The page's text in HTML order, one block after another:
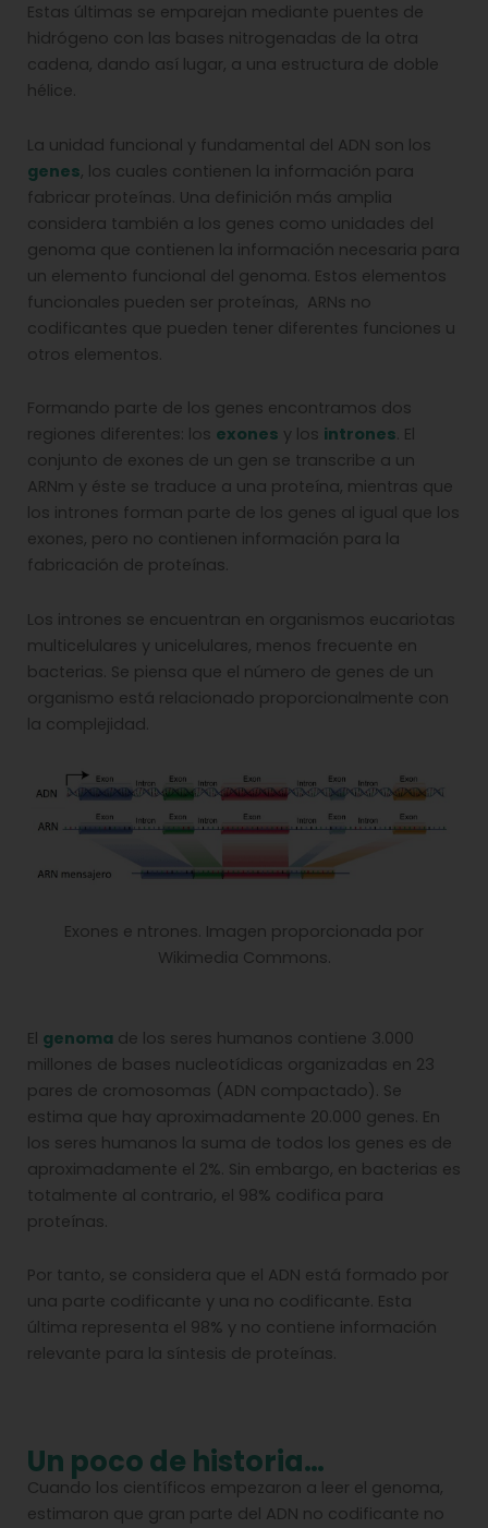
Estas últimas se emparejan mediante puentes de
hidrógeno con las bases nitrogenadas de la otra
cadena, dando así lugar, a una estructura de doble
hélice.
La unidad funcional y fundamental del ADN son los
genes, los cuales contienen la información para
fabricar proteínas. Una definición más amplia
considera también a los genes como unidades del
genoma que contienen la información necesaria para
un elemento funcional del genoma. Estos elementos
funcionales pueden ser proteínas, ARNs no
codificantes que pueden tener diferentes funciones u
otros elementos.
Formando parte de los genes encontramos dos
regiones diferentes: los exones y los intrones. El
conjunto de exones de un gen se transcribe a un
ARNm y éste se traduce a una proteína, mientras que
los intrones forman parte de los genes al igual que los
exones, pero no contienen información para la
fabricación de proteínas.
Los intrones se encuentran en organismos eucariotas
multicelulares y unicelulares, menos frecuente en
bacterias. Se piensa que el número de genes de un
organismo está relacionado proporcionalmente con
la complejidad.
Exones e ntrones. Imagen proporcionada por
Wikimedia Commons.
El genoma de los seres humanos contiene 3.000
millones de bases nucleotídicas organizadas en 23
pares de cromosomas (ADN compactado). Se
estima que hay aproximadamente 20.000 genes. En
los seres humanos la suma de todos los genes es de
aproximadamente el 2%. Sin embargo, en bacterias es
totalmente al contrario, el 98% codifica para
proteínas.
Por tanto, se considera que el ADN está formado por
una parte codificante y una no codificante. Esta
última representa el 98% y no contiene información
relevante para la síntesis de proteínas.
Un poco de historia…
Cuando los científicos empezaron a leer el genoma,
estimaron que gran parte del ADN no codificante no